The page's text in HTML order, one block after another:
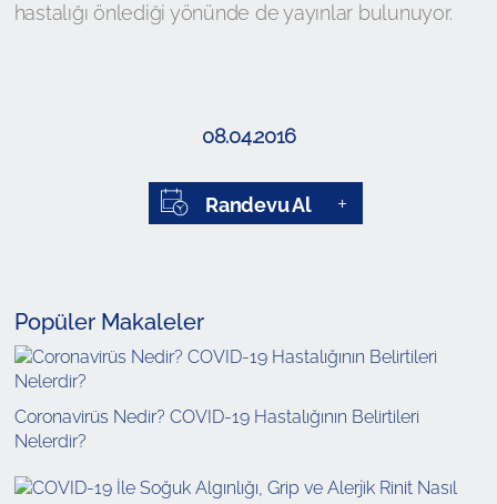
hastalığı önlediği yönünde de yayınlar bulunuyor.
08.04.2016
Randevu Al
Popüler Makaleler
Coronavirüs Nedir? COVID-19 Hastalığının Belirtileri
Nelerdir?